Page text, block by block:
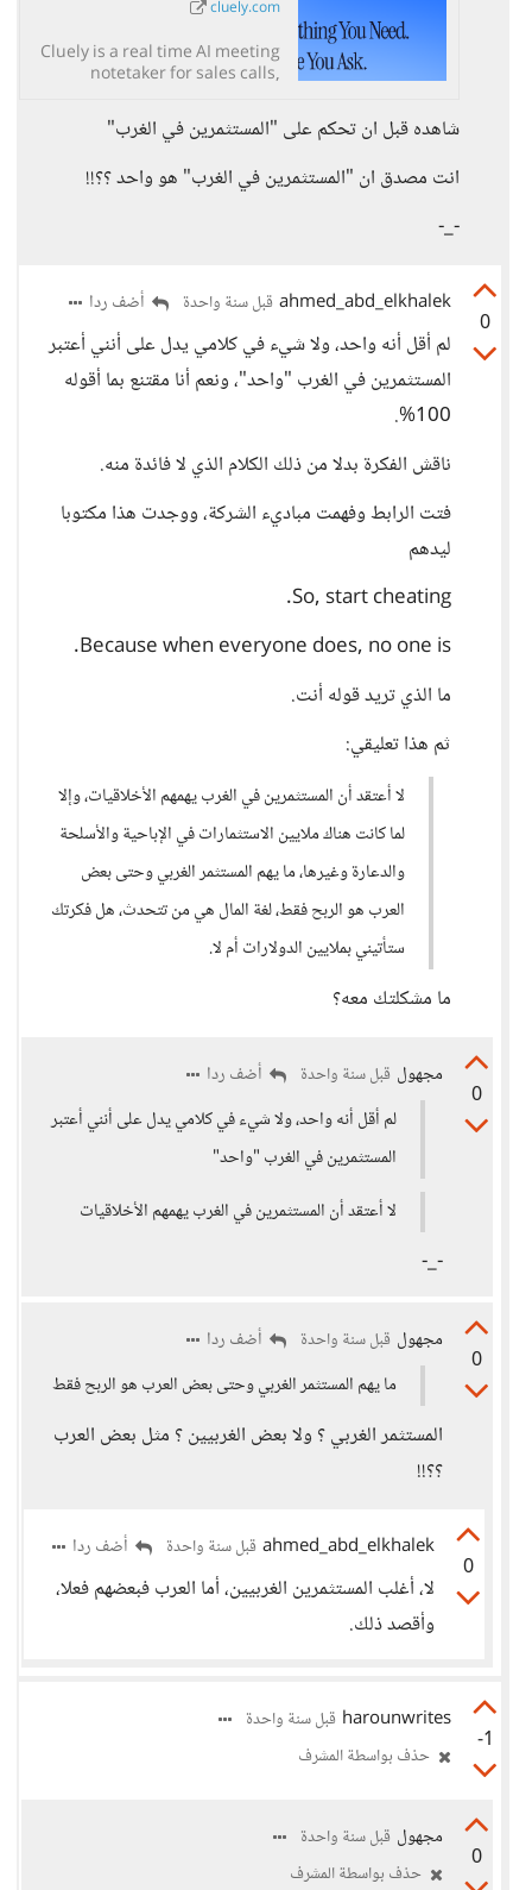
cluely.com
Cluely is a real time AI meeting
notetaker for sales calls,
designed as an undetectable AI
assistant during meetings.
شاهده قبل ان تحكم على "المستثمرين في الغرب"
انت مصدق ان "المستثمرين في الغرب" هو واحد ؟؟!!
-_-
0
ahmed_abd_elkhalek قبل سنة واحدة أضف ردا
لم أقل أنه واحد، ولا شيء في كلامي يدل على أنني أعتبر
المستثمرين في الغرب "واحد"، ونعم أنا مقتنع بما أقوله
100%.
ناقش الفكرة بدلا من ذلك الكلام الذي لا فائدة منه.
فتت الرابط وفهمت مباديء الشركة، ووجدت هذا مكتوبا
ليدهم
So, start cheating.
Because when everyone does, no one is.
ما الذي تريد قوله أنت.
ثم هذا تعليقي:
لا أعتقد أن المستثمرين في الغرب يهمهم الأخلاقيات، وإلا
لما كانت هناك ملايين الاستثمارات في الإباحية والأسلحة
والدعارة وغيرها، ما يهم المستثمر الغربي وحتى بعض
العرب هو الربح فقط، لغة المال هي من تتحدث، هل فكرتك
ستأتيني بملايين الدولارات أم لا.
ما مشكلتك معه؟
0
مجهول قبل سنة واحدة
أضف ردا
لم أقل أنه واحد، ولا شيء في كلامي يدل على أنني أعتبر
المستثمرين في الغرب "واحد"
لا أعتقد أن المستثمرين في الغرب يهمهم الأخلاقيات
-_-
0
مجهول قبل سنة واحدة
أضف ردا
ما يهم المستثمر الغربي وحتى بعض العرب هو الربح فقط
المستثمر الغربي ؟ ولا بعض الغربيين ؟ مثل بعض العرب
؟؟!!
0
ahmed_abd_elkhalek قبل سنة واحدة أضف ردا
لا، أغلب المستثمرين الغربيين، أما العرب فبعضهم فعلا،
وأقصد ذلك.
-1
harounwrites قبل سنة واحدة
حذف بواسطة المشرف
0
مجهول قبل سنة واحدة
حذف بواسطة المشرف